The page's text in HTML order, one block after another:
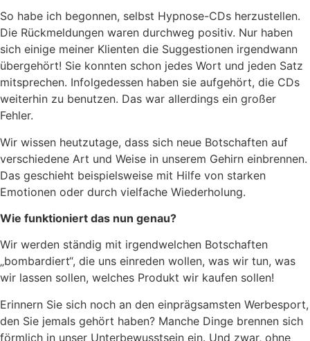
So habe ich begonnen, selbst Hypnose-CDs herzustellen.
Die Rückmeldungen waren durchweg positiv. Nur haben
sich einige meiner Klienten die Suggestionen irgendwann
übergehört! Sie konnten schon jedes Wort und jeden Satz
mitsprechen. Infolgedessen haben sie aufgehört, die CDs
weiterhin zu benutzen. Das war allerdings ein großer
Fehler.
Wir wissen heutzutage, dass sich neue Botschaften auf
verschiedene Art und Weise in unserem Gehirn einbrennen.
Das geschieht beispielsweise mit Hilfe von starken
Emotionen oder durch vielfache Wiederholung.
Wie funktioniert das nun genau?
Wir werden ständig mit irgendwelchen Botschaften
„bombardiert“, die uns einreden wollen, was wir tun, was
wir lassen sollen, welches Produkt wir kaufen sollen!
Erinnern Sie sich noch an den einprägsamsten Werbesport,
den Sie jemals gehört haben? Manche Dinge brennen sich
förmlich in unser Unterbewusstsein ein. Und zwar, ohne